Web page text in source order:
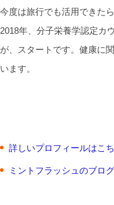
今度は旅行でも活用できたら
2018年、分子栄養学認定カ
が、スタートです。健康に
います。
詳しいプロフィールはこ
ミントフラッシュのブロ